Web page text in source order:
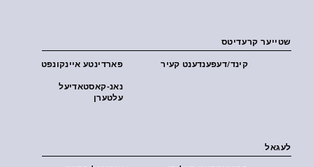
שטייער קרעדיטס
פארדינטע איינקונפט קינד/דעפענדענט קעיר
נאנ-קאסטאדיעל
עלטערן
לעגאל